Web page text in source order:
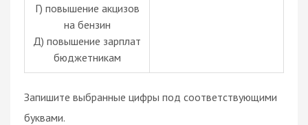
Г) повышение акцизов
на бензин
Д) повышение зарплат
бюджетникам
Запишите выбранные цифры под соответствующими
буквами.